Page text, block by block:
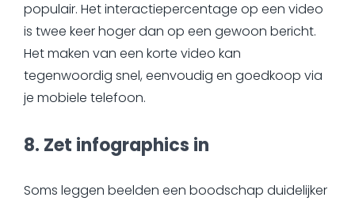
populair. Het interactiepercentage op een video
is twee keer hoger dan op een gewoon bericht.
Het maken van een korte video kan
tegenwoordig snel, eenvoudig en goedkoop via
je mobiele telefoon.
8. Zet infographics in
Soms leggen beelden een boodschap duidelijker